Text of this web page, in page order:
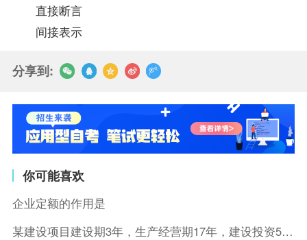
直接断言
间接表示
分享到:
你可能喜欢
企业定额的作用是
某建设项目建设期3年，生产经营期17年，建设投资5500万元